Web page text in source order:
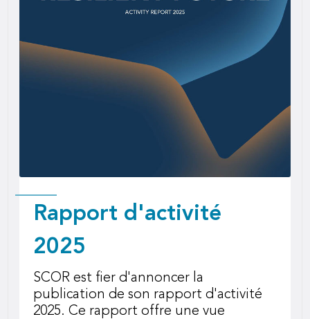
Rapport d'activité
2025
SCOR est fier d'annoncer la
publication de son rapport d'activité
2025. Ce rapport offre une vue